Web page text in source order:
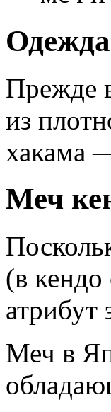
Прежде
из
хакама
Меч
(в
атрибут
Меч в